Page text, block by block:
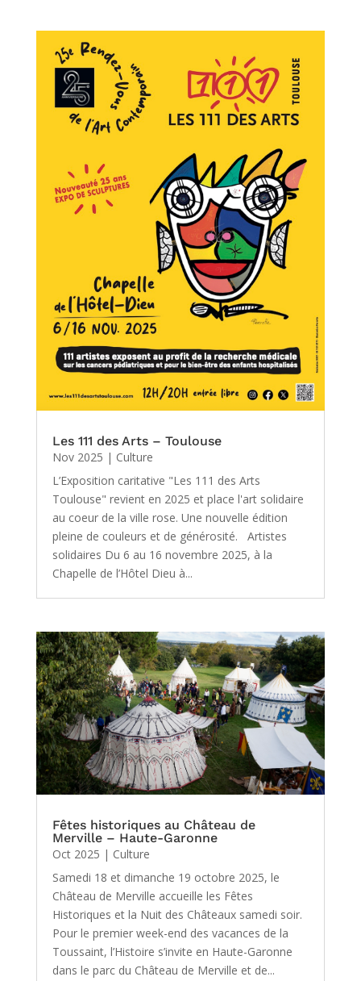
Les 111 des Arts – Toulouse
Nov 2025 | Culture
L’Exposition caritative "Les 111 des Arts
Toulouse" revient en 2025 et place l'art solidaire
au coeur de la ville rose. Une nouvelle édition
pleine de couleurs et de générosité. Artistes
solidaires Du 6 au 16 novembre 2025, à la
Chapelle de l’Hôtel Dieu à...
Fêtes historiques au Château de
Merville – Haute-Garonne
Oct 2025 | Culture
Samedi 18 et dimanche 19 octobre 2025, le
Château de Merville accueille les Fêtes
Historiques et la Nuit des Châteaux samedi soir.
Pour le premier week-end des vacances de la
Toussaint, l’Histoire s’invite en Haute-Garonne
dans le parc du Château de Merville et de...